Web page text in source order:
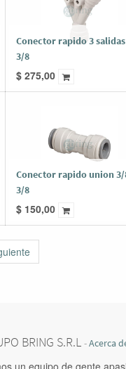
Conector rapido 3 salidas
3/8
$ 275,00
Conector rapido union 3/
3/8
$ 150,00
BRING S.R.L -Acerca
un equipo de gente